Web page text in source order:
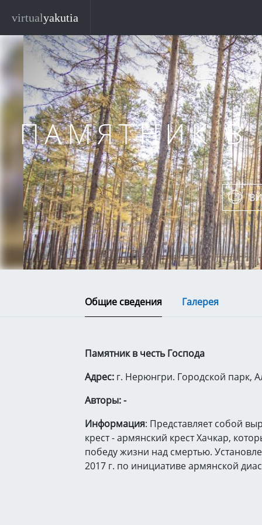
virtualyakutia
ПАМЯТНИК В
Общие сведения Галерея
Памятник в честь Господа
Адрес: г. Нерюнгри. Городской парк,
Авторы: -
Информация: Представляет собой
крест - армянский крест Хачкар,
победу жизни над смертью.
2017 г. по инициативе армянской